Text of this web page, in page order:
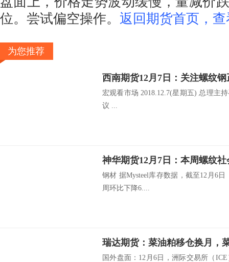
位。尝试偏空操作。 返回期货首页，
为您推荐
西南期货12月7日：关注螺纹
宏观看市场 2018.12.7(星期五) 总理主
议 ...
钢材 据Mysteel库存数据，截至12月6
周环比下降6....
瑞达期货：菜油粕移仓换月，
国外盘面：12月6日，洲际交易所（